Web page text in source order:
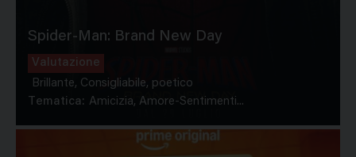
Spider-Man: Brand New Day
Valutazione
Brillante, Consigliabile, poetico
Tematica: Amicizia, Amore-Sentimenti...